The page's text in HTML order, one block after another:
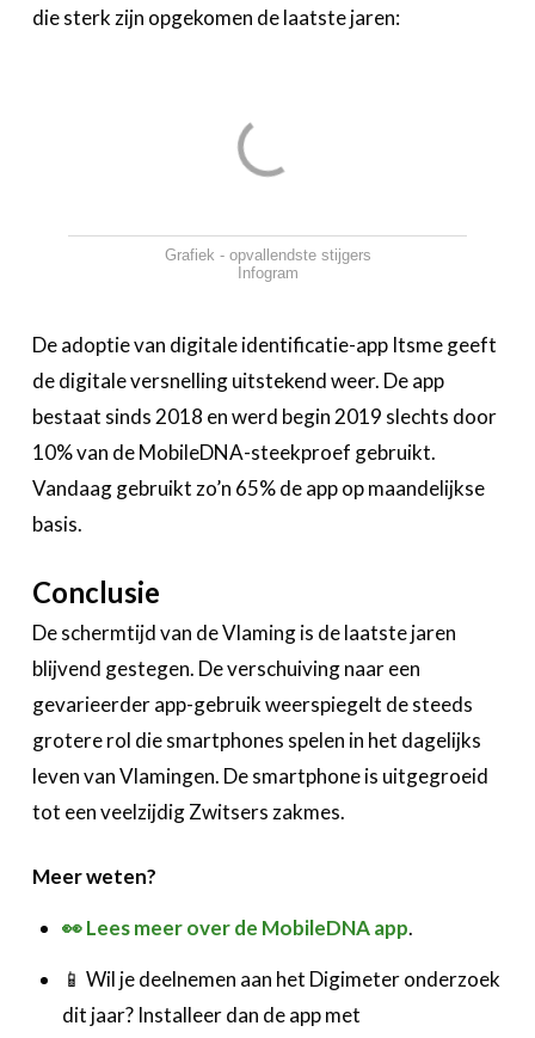
die sterk zijn opgekomen de laatste jaren:
Grafiek - opvallendste stijgers
Infogram
De adoptie van digitale identificatie-app Itsme geeft
de digitale versnelling uitstekend weer. De app
bestaat sinds 2018 en werd begin 2019 slechts door
10% van de MobileDNA-steekproef gebruikt.
Vandaag gebruikt zo’n 65% de app op maandelijkse
basis.
Conclusie
De schermtijd van de Vlaming is de laatste jaren
blijvend gestegen. De verschuiving naar een
gevarieerder app-gebruik weerspiegelt de steeds
grotere rol die smartphones spelen in het dagelijks
leven van Vlamingen. De smartphone is uitgegroeid
tot een veelzijdig Zwitsers zakmes.
Meer weten?
👀 Lees meerover de MobileDNA app.
📱 Wil je deelnemen aan het Digimeter onderzoek
dit jaar? Installeer dan de app met